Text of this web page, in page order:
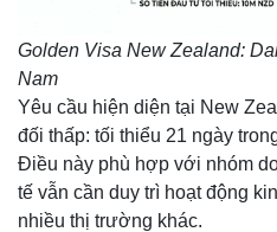
Golden Visa New Zealand:
Nam
Yêu cầu hiện diện tại New
đối thấp: tối thiểu 21 ngày
Điều này phù hợp với nhóm
tế vẫn cần duy trì hoạt động
nhiều thị trường khác.